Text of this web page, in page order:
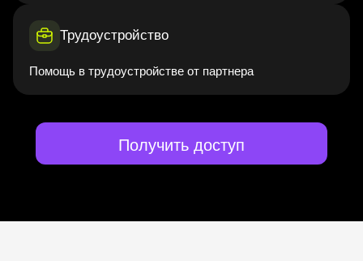
Трудоустройство
Помощь в трудоустройстве от партнера
Получить доступ
Самый
язык за последние